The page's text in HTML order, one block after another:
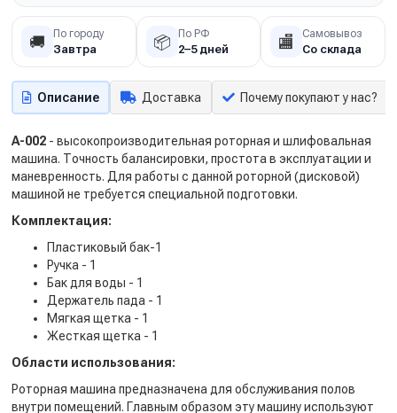
🚚 По городу
Завтра 📦 По РФ
2–5 дней 🏬 Самовывоз
Со склада
Описание Доставка Почему покупают у нас?
A-002 - высокопроизводительная роторная и шлифовальная
машина. Точность балансировки, простота в эксплуатации и
маневренность. Для работы с данной роторной (дисковой)
машиной не требуется специальной подготовки.
Комплектация:
Пластиковый бак-1
Ручка - 1
Бак для воды - 1
Держатель пада - 1
Мягкая щетка - 1
Жесткая щетка - 1
Области использования:
Роторная машина предназначена для обслуживания полов
внутри помещений. Главным образом эту машину используют